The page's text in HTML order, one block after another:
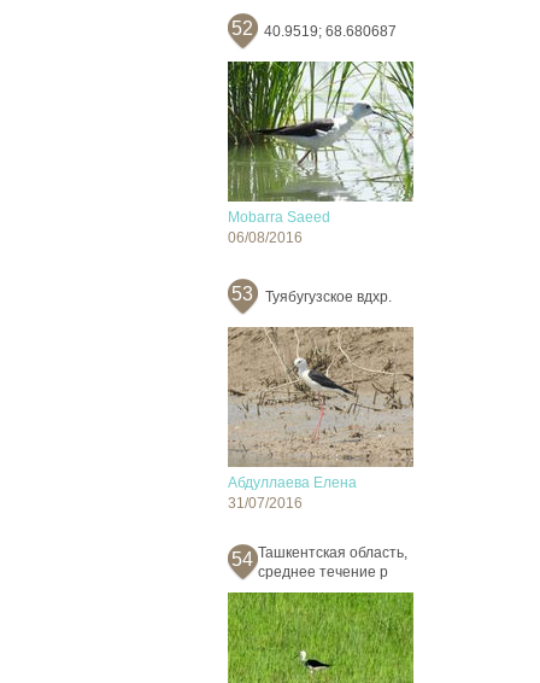
52 40.9519; 68.680687
Mobarra Saeed
06/08/2016
53 Туябугузское вдхр.
Абдуллаева Елена
31/07/2016
54 Ташкентская область,
среднее течение р